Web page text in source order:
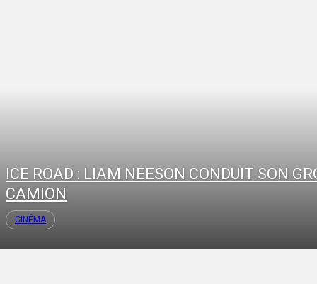
ICE ROAD : LIAM NEESON CONDUIT SON
CAMION
CINÉMA